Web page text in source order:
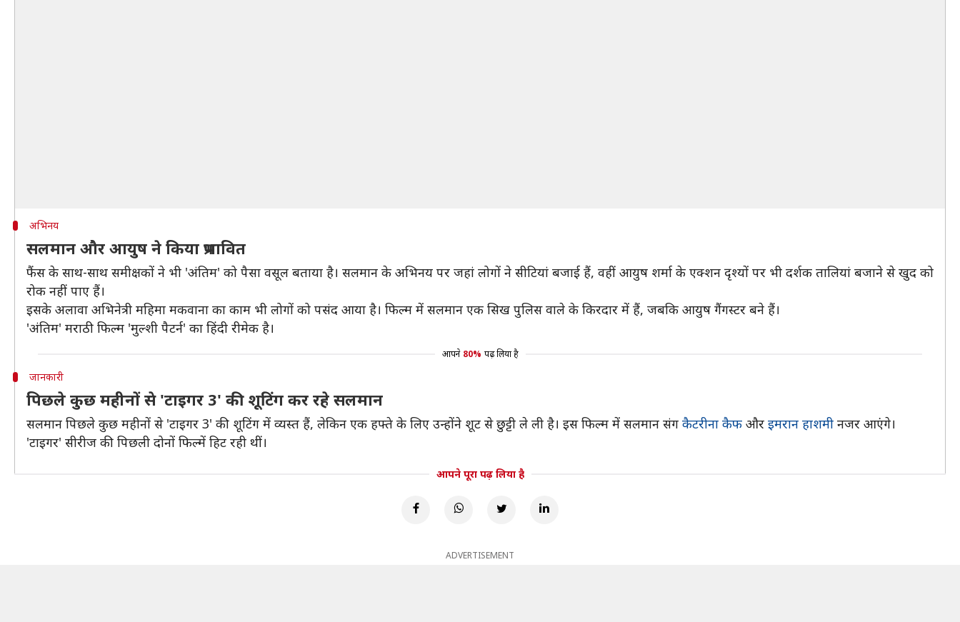
अभिनय
सलमान और आयुष ने किया प्रभावित
फैंस के साथ-साथ समीक्षकों ने भी 'अंतिम' को पैसा वसूल बताया है। सलमान के अभिनय पर जहां लोगों ने सीटियां बजाई हैं, वहीं आयुष शर्मा के एक्शन दृश्यों पर भी दर्शक तालियां बजाने से खुद को
रोक नहीं पाए हैं।
इसके अलावा अभिनेत्री महिमा मकवाना का काम भी लोगों को पसंद आया है। फिल्म में सलमान एक सिख पुलिस वाले के किरदार में हैं, जबकि आयुष गैंगस्टर बने हैं।
'अंतिम' मराठी फिल्म 'मुल्शी पैटर्न' का हिंदी रीमेक है।
आपने 80% पढ़ लिया है
जानकारी
पिछले कुछ महीनों से 'टाइगर 3' की शूटिंग कर रहे सलमान
सलमान पिछले कुछ महीनों से 'टाइगर 3' की शूटिंग में व्यस्त हैं, लेकिन एक हफ्ते के लिए उन्होंने शूट से छुट्टी ले ली है। इस फिल्म में सलमान संग कैटरीना कैफ और इमरान हाशमी नजर आएंगे।
'टाइगर' सीरीज की पिछली दोनों फिल्में हिट रही थीं।
आपने पूरा पढ़ लिया है
ADVERTISEMENT